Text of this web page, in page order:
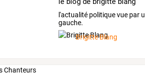
l'actualité politique vue par
gauche.
Brigitte Blang